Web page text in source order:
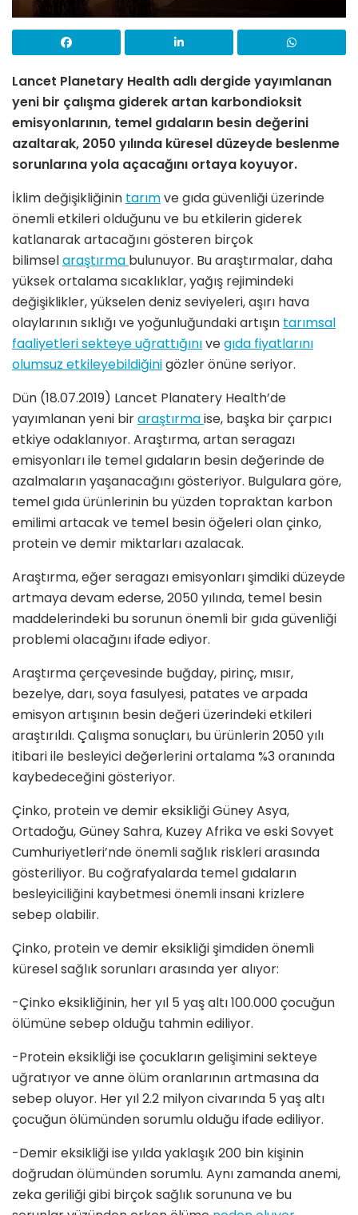
Lancet Planetary Health adlı dergide yayımlanan
yeni bir çalışma giderek artan karbondioksit
emisyonlarının, temel gıdaların besin değerini
azaltarak, 2050 yılında küresel düzeyde beslenme
sorunlarına yola açacağını ortaya koyuyor.
İklim değişikliğinin tarımve gıda güvenliği üzerinde
önemli etkileri olduğunu ve bu etkilerin giderek
katlanarak artacağını gösteren birçok
bilimselaraştırma bulunuyor. Bu araştırmalar, daha
yüksek ortalama sıcaklıklar, yağış rejimindeki
değişiklikler, yükselen deniz seviyeleri, aşırı hava
olaylarının sıklığı ve yoğunluğundaki artışın tarımsal
faaliyetleri sekteye uğrattığınıvegıda fiyatlarını
olumsuz etkileyebildiğinigözler önüne seriyor.
Dün (18.07.2019) Lancet Planatery Health’de
yayımlanan yeni biraraştırmaise, başka bir çarpıcı
etkiye odaklanıyor. Araştırma, artan seragazı
emisyonları ile temel gıdaların besin değerinde de
azalmaların yaşanacağını gösteriyor. Bulgulara göre,
temel gıda ürünlerinin bu yüzden topraktan karbon
emilimi artacak ve temel besin öğeleri olan çinko,
protein ve demir miktarları azalacak.
Araştırma, eğer seragazı emisyonları şimdiki düzeyde
artmaya devam ederse, 2050 yılında, temel besin
maddelerindeki bu sorunun önemli bir gıda güvenliği
problemi olacağını ifade ediyor.
Araştırma çerçevesinde buğday, pirinç, mısır,
bezelye, darı, soya fasulyesi, patates ve arpada
emisyon artışının besin değeri üzerindeki etkileri
araştırıldı. Çalışma sonuçları, bu ürünlerin 2050 yılı
itibari ile besleyici değerlerini ortalama %3 oranında
kaybedeceğini gösteriyor.
Çinko, protein ve demir eksikliği Güney Asya,
Ortadoğu, Güney Sahra, Kuzey Afrika ve eski Sovyet
Cumhuriyetleri’nde önemli sağlık riskleri arasında
gösteriliyor. Bu coğrafyalarda temel gıdaların
besleyiciliğini kaybetmesi önemli insani krizlere
sebep olabilir.
Çinko, protein ve demir eksikliği şimdiden önemli
küresel sağlık sorunları arasında yer alıyor:
-Çinko eksikliğinin, her yıl 5 yaş altı 100.000 çocuğun
ölümüne sebep olduğu tahmin ediliyor.
-Protein eksikliği ise çocukların gelişimini sekteye
uğratıyor ve anne ölüm oranlarının artmasına da
sebep oluyor. Her yıl 2.2 milyon civarında 5 yaş altı
çocuğun ölümünden sorumlu olduğu ifade ediliyor.
-Demir eksikliği ise yılda yaklaşık 200 bin kişinin
doğrudan ölümünden sorumlu. Aynı zamanda anemi,
zeka geriliği gibi birçok sağlık sorununa ve bu